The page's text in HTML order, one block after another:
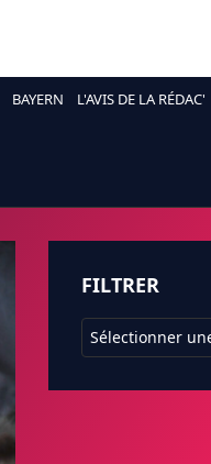
BAYERN L'AVIS DE LA RÉDAC'
FILTRER